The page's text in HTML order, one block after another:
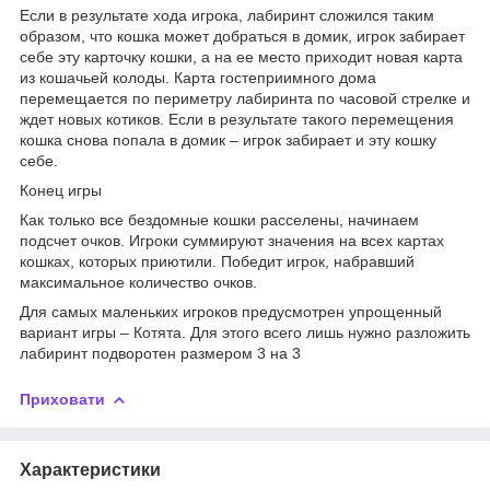
Если в результате хода игрока, лабиринт сложился таким
образом, что кошка может добраться в домик, игрок забирает
себе эту карточку кошки, а на ее место приходит новая карта
из кошачьей колоды. Карта гостеприимного дома
перемещается по периметру лабиринта по часовой стрелке и
ждет новых котиков. Если в результате такого перемещения
кошка снова попала в домик – игрок забирает и эту кошку
себе.
Конец игры
Как только все бездомные кошки расселены, начинаем
подсчет очков. Игроки суммируют значения на всех картах
кошках, которых приютили. Победит игрок, набравший
максимальное количество очков.
Для самых маленьких игроков предусмотрен упрощенный
вариант игры – Котята. Для этого всего лишь нужно разложить
лабиринт подворотен размером 3 на 3
Приховати
Характеристики